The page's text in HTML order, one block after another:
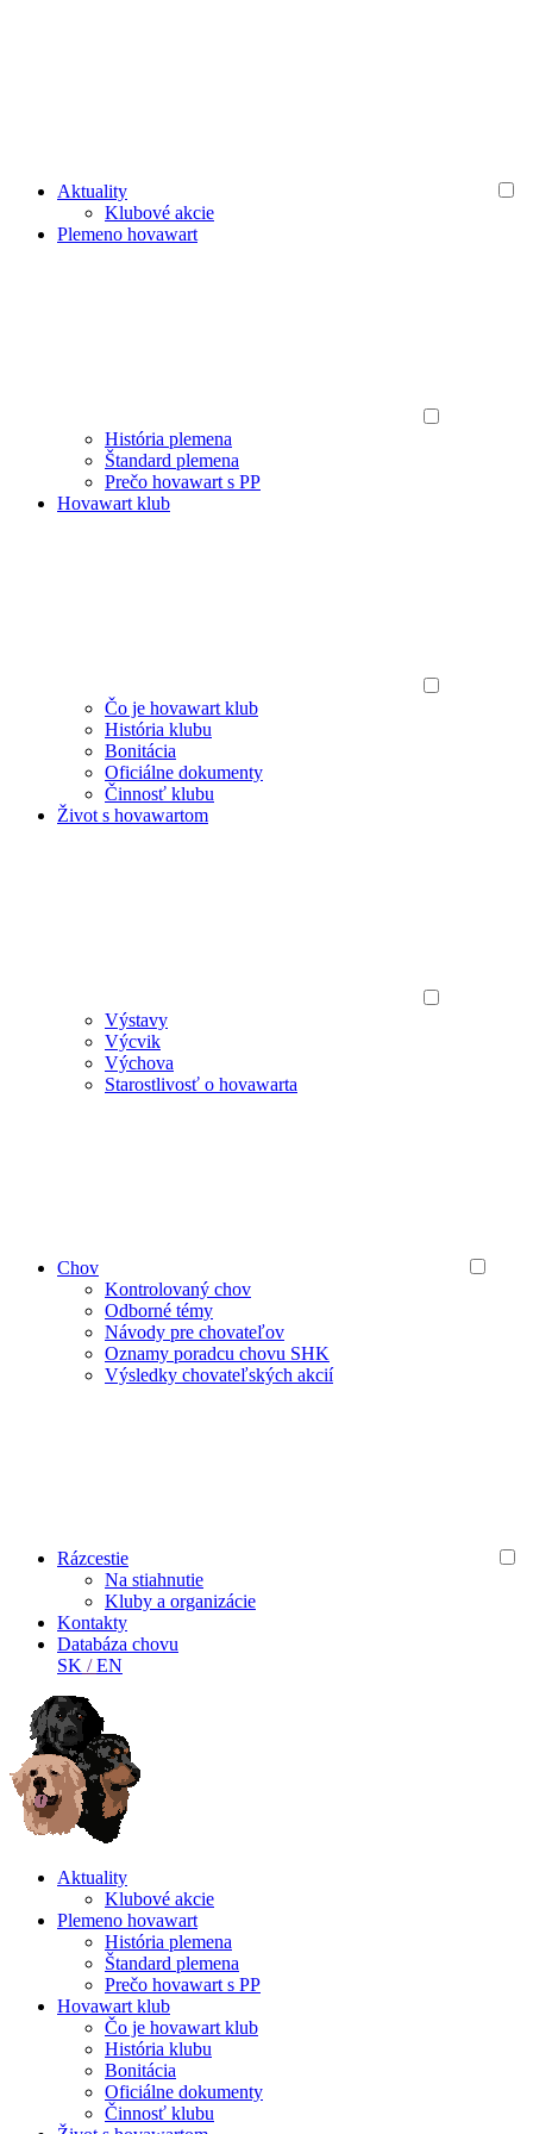
Aktuality
Klubové akcie
Plemeno hovawart
História plemena
Štandard plemena
Prečo hovawart s PP
Hovawart klub
Čo je hovawart klub
História klubu
Bonitácia
Oficiálne dokumenty
Činnosť klubu
Život s hovawartom
Výstavy
Výcvik
Výchova
Starostlivosť o hovawarta
Chov
Kontrolovaný chov
Odborné témy
Návody pre chovateľov
Oznamy poradcu chovu SHK
Výsledky chovateľských akcií
Rázcestie
Na stiahnutie
Kluby a organizácie
Kontakty
Databáza chovu
SK /EN
Aktuality
Klubové akcie
Plemeno hovawart
História plemena
Štandard plemena
Prečo hovawart s PP
Hovawart klub
Čo je hovawart klub
História klubu
Bonitácia
Oficiálne dokumenty
Činnosť klubu